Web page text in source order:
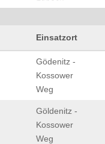
Einsatzort
Gödenitz -
Kossower
Weg
Göldenitz -
Kossower
Weg